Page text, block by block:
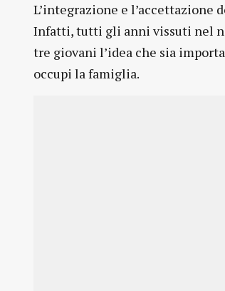
L’integrazione e l’accettazione
Infatti, tutti gli anni vissuti nel
tre giovani l’idea che sia
occupi la famiglia.